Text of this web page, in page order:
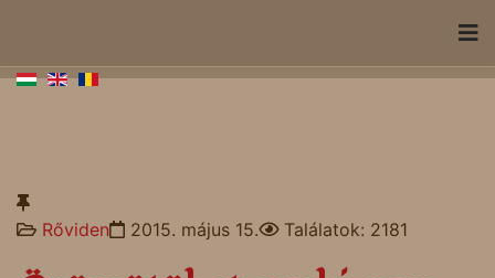
Rőviden 2015. május 15. Találatok: 2181